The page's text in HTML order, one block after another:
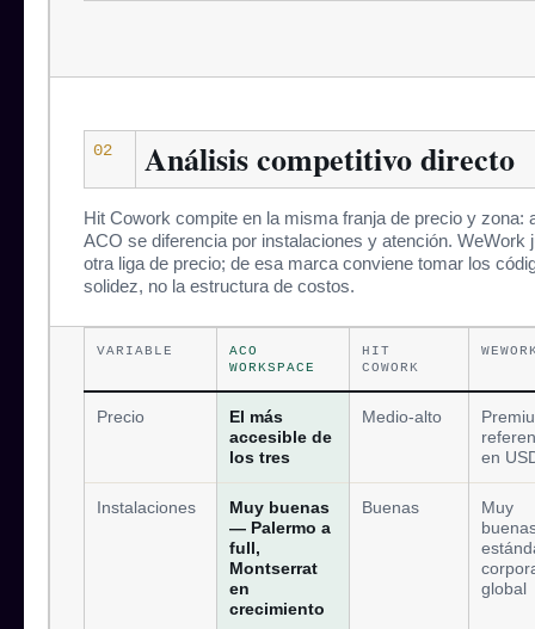
02 Análisis competitivo directo
Hit Cowork compite en la misma franja de precio y zona:
ACO se diferencia por instalaciones y atención. WeWork
otra liga de precio; de esa marca conviene tomar los
solidez, no la estructura de costos.
VARIABLE
ACO
WORKSPACE
HIT
COWORK
Precio
El más
accesible de
los tres
Medio-alto
en
Instalaciones
Muy buenas
— Palermo a
full,
Montserrat
en
crecimiento
Buenas
Muy
global